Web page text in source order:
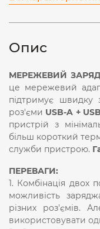
Опис
МЕРЕЖЕВИЙ
це мережевий
підтримує швидку
роз'єми USB-A +
пристрій з
більш короткий
служби пристрою.
ПЕРЕВАГИ:
1. Комбінація двох
можливість
різних роз'ємів.
використовувати